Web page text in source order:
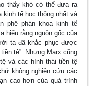
thấy khó có thể đưa ra
tế học thống nhất và
phê phán khoa kinh tế
hiểu rằng nguồn gốc của
ta đã khắc phục được
tệ”. Nhưng Marx cũng
và các hình thái tiền tệ
không nghiên cứu các
cao hơn của quá trình